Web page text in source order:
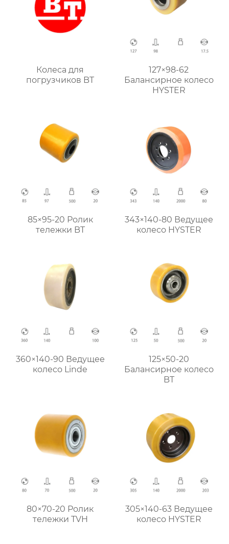
Колеса для
погрузчиков BT
127×98-62
Балансирное колесо
HYSTER
85×95-20 Ролик
тележки BT
343×140-80 Ведущее
колесо HYSTER
360×140-90 Ведущее
колесо Linde
125×50-20
Балансирное колесо
BT
80×70-20 Ролик
тележки TVH
305×140-63 Ведущее
колесо HYSTER